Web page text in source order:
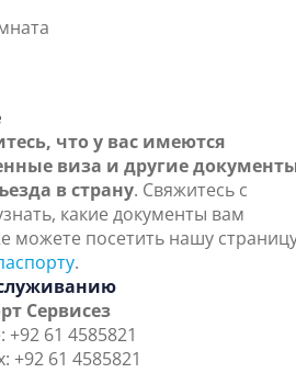
что у вас имеются
виза и другие
в страну. Свяжитесь с
какие документы вам
можете посетить нашу
.
Сервисез
61 4585821
61 4585821